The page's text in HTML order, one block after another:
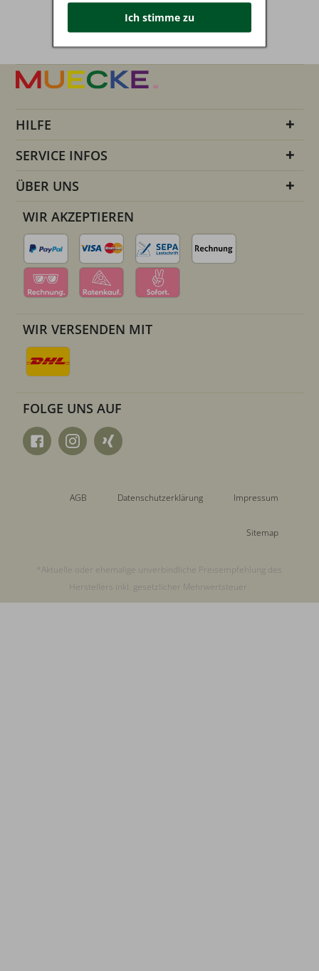
HILFE
SERVICE INFOS
ÜBER UNS
WIR AKZEPTIEREN
WIR VERSENDEN MIT
FOLGE UNS AUF
AGB Datenschutzerklärung Impressum
Sitemap
*Aktuelle oder ehemalige unverbindliche Preisempfehlung des
Herstellers inkl. gesetzlicher Mehrwertsteuer.
Ich stimme zu